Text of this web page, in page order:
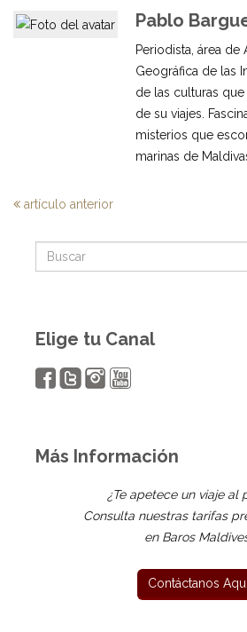
Pablo
Periodista, área de
Geográfica de las
de las culturas
de su viajes.
misterios que
marinas de
artículo anterior
Elige tu Canal
Más Información
¿Te apetece un viaje al
Consulta nuestras tarifas
en Baros